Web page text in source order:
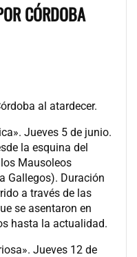
CÓRDOBA
al atardecer.
Jueves 5 de junio.
la esquina del
Mausoleos
Gallegos). Duración
a través de las
se asentaron en
hasta la actualidad.
Jueves 12 de